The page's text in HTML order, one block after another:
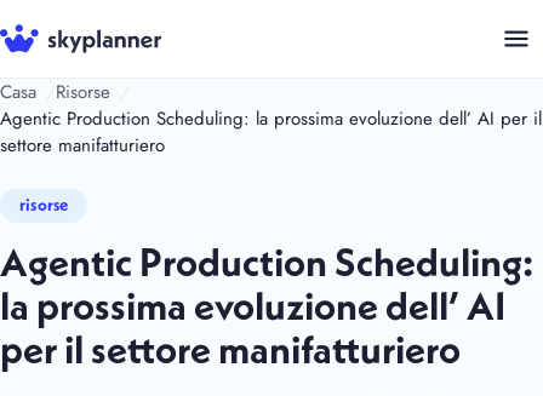
Vai
al
contenuto
Casa
Risorse
Agentic Production Scheduling: la prossima evoluzione dell’ AI per il
settore manifatturiero
risorse
Agentic Production Scheduling:
la prossima evoluzione dell’ AI
per il settore manifatturiero